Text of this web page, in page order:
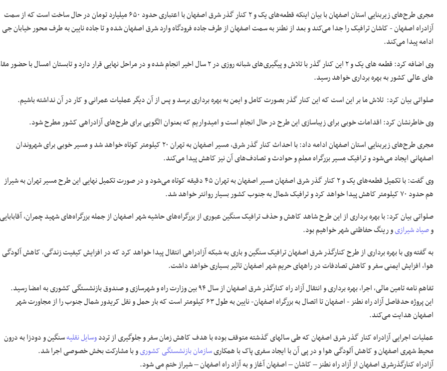
مجری طرح‌های زیربنایی استان اصفهان با بیان اینکه قطعه‌های یک و ۲ کنار گذر شرق اصفهان با اعتباری حدود ۶۵۰ میلیارد تومان در حال ساخت است که از سمت
آزادراه اصفهان - کاشان ترافیک را جدا می‌کند و بعد از نطنز به سمت اصفهان از طرف جاده فرودگاه وارد شرق اصفهان شده و تا جاده نایین به طرف محور خیابان جی
ادامه پیدا می‌کند.
وی اضافه کرد: قطعه های یک و ۲ این کنار گذر با تلاش و پیگیری‌های شبانه روزی در ۲ سال اخیر انجام شده و در مراحل نهایی قرار دارد و تابستان امسال با حضور
های عالی کشور به بهره برداری خواهد رسید.
صلواتی بیان کرد: تلاش ما بر این است که این کنار گذر بصورت کامل و ایمن به بهره برداری برسد و پس از آن دیگر عملیات عمرانی و کار در آن نداشته باشیم.
وی خاطرنشان کرد: اقدامات خوبی برای زیباسازی این طرح در حال انجام است و امیدواریم که بعنوان الگویی برای طرح‌های آزادراهی کشور مطرح شود.
مجری طرح‌های زیربنایی استان اصفهان ادامه داد: با احداث کنار گذر شرق، مسیر اصفهان به تهران ۲۰ کیلومتر کوتاه خواهد شد و مسیر خوبی برای شهروندان
اصفهانی ایجاد می‌شود و ترافیک مسیر بزرگراه معلم و حوادث و تصادف‌های آن نیز کاهش پیدا می‌کند.
وی گفت: با تکمیل قطعه‌های یک و ۲ کنار گذر شرق اصفهان مسیر اصفهان به تهران ۴۵ دقیقه کوتاه می‌شود و در صورت تکمیل نهایی این طرح مسیر تهران به شیراز
هم حدود ۷۰ کیلومتر کاهش پیدا خواهد کرد و ترافیک شمال به جنوب کشور بسیار روانتر خواهد شد.
صلواتی بیان کرد: با بهره برداری از این طرح شاهد کاهش و حذف ترافیک سنگین عبوری از بزرگراه‌های حاشیه شهر اصفهان از جمله بزرگراه‌های شهید چمران، آقابابایی
وصیاد شیرازیو رینگ حفاظتی شهر خواهیم بود.
به گفته وی با بهره برداری از طرح کنارگذر شرق اصفهان ترافیک سنگین و باری به شبکه آزادراهی انتقال پیدا خواهد کرد که در افزایش کیفیت زندگی، کاهش آلودگی
هوا، افزایش ایمنی سفر و کاهش تصادفات در راههای حریم شهر اصفهان تاثیر بسیاری خواهد داشت.
تفاهم نامه تامین مالی، اجرا، بهره برداری و انتقال آزاد راه کنارگذر شرق اصفهان از سال ۹۴ بین وزارت راه و شهرسازی و صندوق بازنشستگی کشوری به امضا رسید.
این پروژه حدفاصل آزاد راه نطنز - اصفهان تا اتصال به بزرگراه اصفهان- نایین به طول ۶۳ کیلومتر است که بار حمل و نقل کریدور شمال جنوب را از مجاورت شهر
اصفهان هدایت می‌کند.
عملیات اجرایی آزادراه کنار گذر شرق اصفهان که طی سالهای گذشته متوقف بوده با هدف کاهش زمان سفر و جلوگیری از ترددوسایل نقلیهسنگین و دودزا به درون
محیط شهری اصفهان و کاهش آلودگی هوا و در پی آن با ایجاد سفری پاک با همکاریسازمان بازنشستگی کشوریو با مشارکت بخش خصوصی اجرا شد.
آزادراه کنارگذرشرق اصفهان از آزاد راه نطنز – کاشان – اصفهان آغاز و به آزاد راه اصفهان – شیراز ختم می شود.